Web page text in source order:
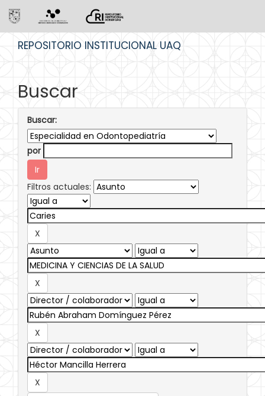
REPOSITORIO INSTITUCIONAL UAQ
Buscar
Buscar:
por
Filtros actuales: